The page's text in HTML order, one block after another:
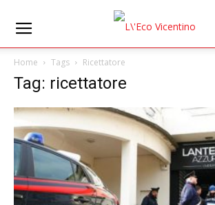
Home Tags Ricettatore
Tag: ricettatore